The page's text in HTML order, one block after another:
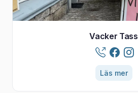
Vacker Tass
Läs mer